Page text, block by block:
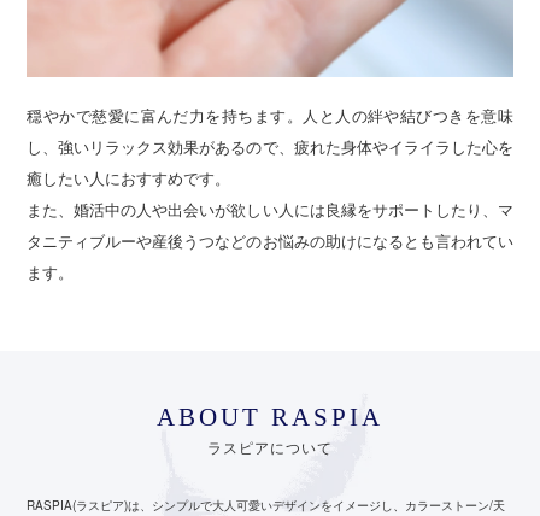
穏やかで慈愛に富んだ力を持ちます。人と人の絆や結びつきを意味
し、強いリラックス効果があるので、疲れた身体やイライラした心を
癒したい人におすすめです。
また、婚活中の人や出会いが欲しい人には良縁をサポートしたり、マ
タニティブルーや産後うつなどのお悩みの助けになるとも言われてい
ます。
ABOUT RASPIA
ラスピアについて
RASPIA(ラスピア)は、シンプルで大人可愛いデザインをイメージし、カラーストーン/天